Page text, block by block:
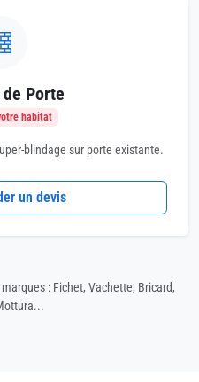
Porte
habitat
blindage sur porte existante.
un devis
: Fichet, Vachette, Bricard,